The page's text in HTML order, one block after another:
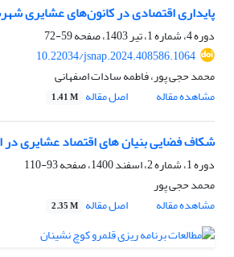
پایداری اقتصادی در کانون‌های عشایری
دوره 4، شماره 1، تیر 1403، صفحه
59-72
10.22034/jsnap.2024.408586.1064
محمد حجی پور، فاطمه سادات اصفهانی
مشاهده مقاله
اصل مقاله 1.41 M
شکاف فضایی بنیان های اقتصاد عشایری
دوره 1، شماره 2، اسفند 1400، صفحه
93-110
محمد حجی پور
مشاهده مقاله
اصل مقاله 2.35 M